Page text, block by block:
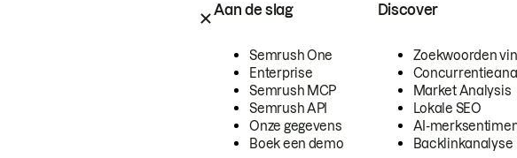
Aan de slag
Semrush One
Enterprise
Semrush MCP
Semrush API
Onze gegevens
Boek een demo
Discover
Zoekwoorden
Market Analysis
Lokale SEO
AI-
Backlinkanalyse